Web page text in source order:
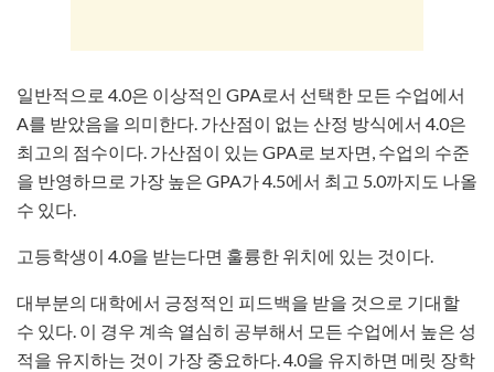
일반적으로 4.0은 이상적인 GPA로서 선택한 모든 수업에서
A를 받았음을 의미한다. 가산점이 없는 산정 방식에서 4.0은
최고의 점수이다. 가산점이 있는 GPA로 보자면, 수업의 수준
을 반영하므로 가장 높은 GPA가 4.5에서 최고 5.0까지도 나올
수 있다.
고등학생이 4.0을 받는다면 훌륭한 위치에 있는 것이다.
대부분의 대학에서 긍정적인 피드백을 받을 것으로 기대할
수 있다. 이 경우 계속 열심히 공부해서 모든 수업에서 높은 성
적을 유지하는 것이 가장 중요하다. 4.0을 유지하면 메릿 장학